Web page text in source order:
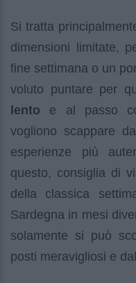
Si tratta
dimensioni limitate,
fine settimana o un
voluto puntare per
lento e al passo
vogliono scappare
esperienze più
questo, consiglia di
della classica
Sardegna in mesi
solamente si può
posti meravigliosi e